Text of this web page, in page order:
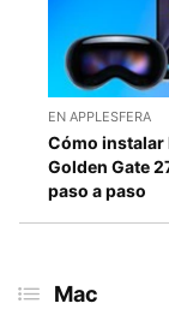
EN APPLESFERA
Cómo instalar
Golden Gate
paso a paso
Mac